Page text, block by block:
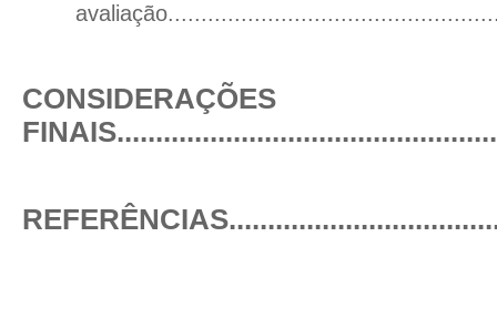
avaliação
CONSIDERAÇÕES
FINAIS
REFERÊNCIAS